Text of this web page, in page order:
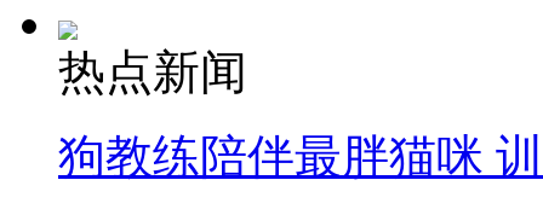
热点新闻
狗教练陪伴最胖猫咪